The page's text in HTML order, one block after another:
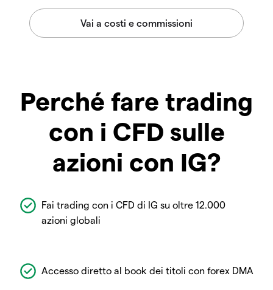
Perché fare trading
con i CFD sulle
azioni con IG?
Fai trading con i CFD di IG su oltre 12.000
azioni globali
Accesso diretto al book dei titoli con forex DMA